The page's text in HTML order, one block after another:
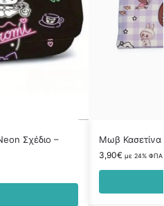
Σχέδιο –
Μωβ Κασετίνα
3,90€ με 24% ΦΠΑ